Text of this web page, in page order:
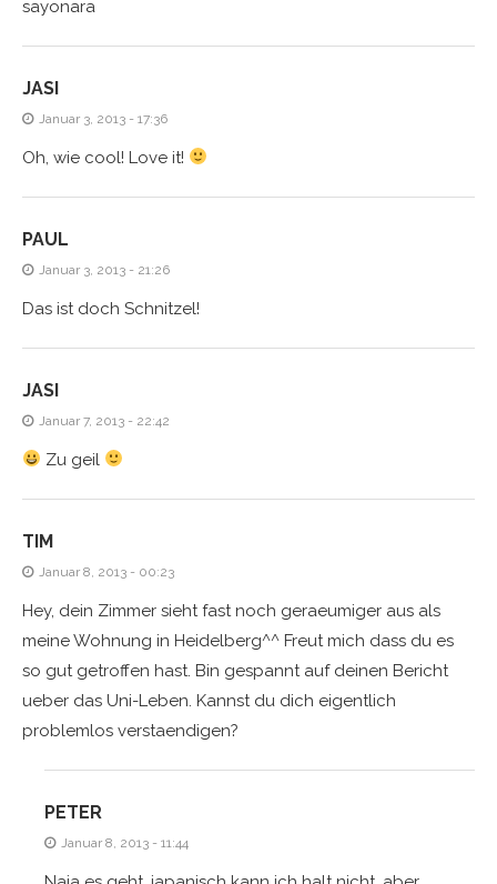
sayonara
JASI
Januar 3, 2013 - 17:36
Oh, wie cool! Love it!
PAUL
Januar 3, 2013 - 21:26
Das ist doch Schnitzel!
JASI
Januar 7, 2013 - 22:42
Zu geil
TIM
Januar 8, 2013 - 00:23
Hey, dein Zimmer sieht fast noch geraeumiger aus als
meine Wohnung in Heidelberg^^ Freut mich dass du es
so gut getroffen hast. Bin gespannt auf deinen Bericht
ueber das Uni-Leben. Kannst du dich eigentlich
problemlos verstaendigen?
PETER
Januar 8, 2013 - 11:44